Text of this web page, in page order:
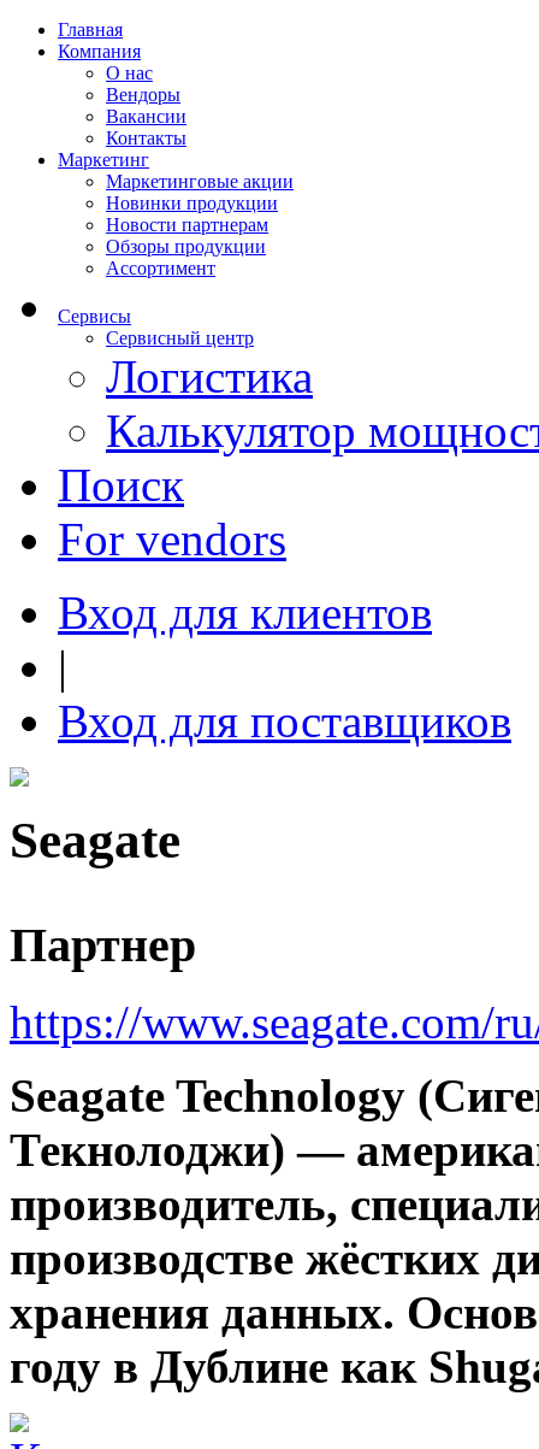
Главная
Компания
О нас
Вендоры
Вакансии
Контакты
Маркетинг
Маркетинговые акции
Новинки продукции
Новости партнерам
Обзоры продукции
Ассортимент
Сервисы
Сервисный центр
Логистика
Калькулятор
Поиск
For vendors
Вход для клиентов
|
Вход для поставщиков
Seagate
Партнер
https://www.seagate.com/
Seagate Technology
Текнолоджи) —
производитель,
производстве жёстких
хранения данных.
году в Дублине как